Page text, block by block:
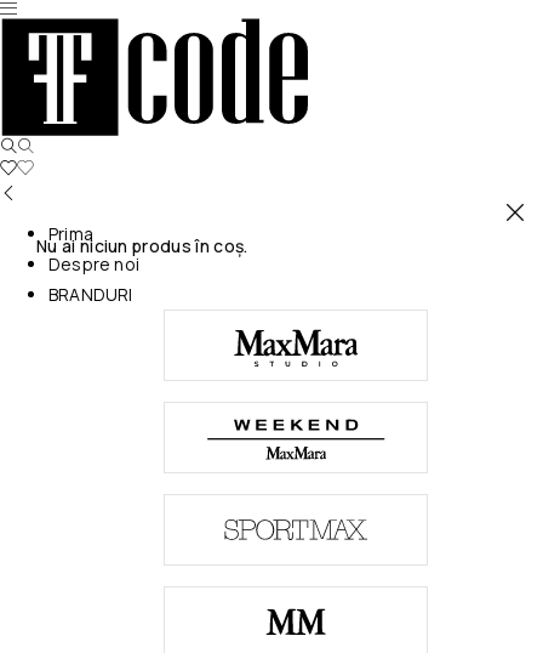
Nu ai niciun produs în coș.
Prima
Despre noi
BRANDURI